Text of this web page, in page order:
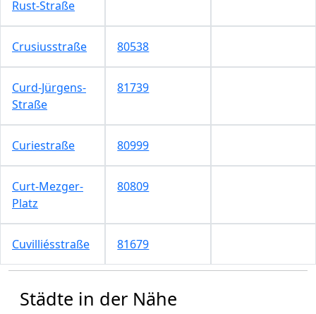
Rust-Straße
Crusiusstraße 80538
Curd-Jürgens-
Straße
81739
Curiestraße 80999
Curt-Mezger-
Platz
80809
Cuvilliésstraße 81679
Städte in der Nähe